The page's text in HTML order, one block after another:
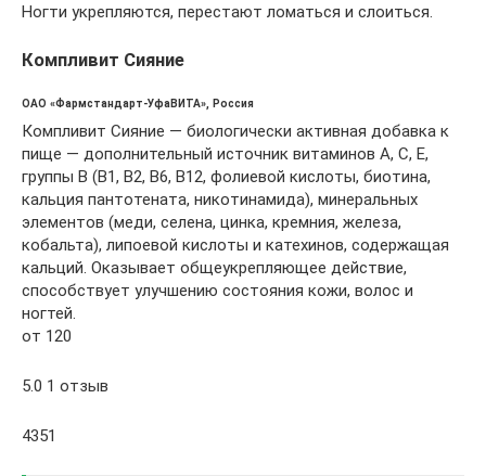
Ногти укрепляются, перестают ломаться и слоиться.
Компливит Сияние
ОАО «Фармстандарт-УфаВИТА», Россия
Компливит Сияние — биологически активная добавка к
пище — дополнительный источник витаминов А, С, Е,
группы В (В1, В2, В6, В12, фолиевой кислоты, биотина,
кальция пантотената, никотинамида), минеральных
элементов (меди, селена, цинка, кремния, железа,
кобальта), липоевой кислоты и катехинов, содержащая
кальций. Оказывает общеукрепляющее действие,
способствует улучшению состояния кожи, волос и
ногтей.
от 120
5.0 1 отзыв
4351